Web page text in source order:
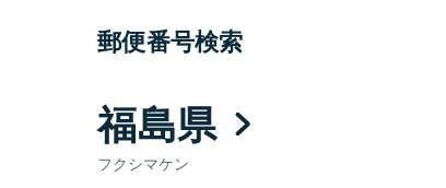
郵便番号検索
福島県
フクシマケン